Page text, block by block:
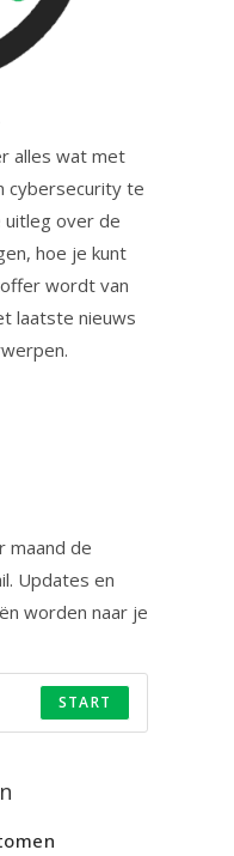
alles wat met
cybersecurity te
uitleg over de
hoe je kunt
wordt van
laatste nieuws
maand de
Updates en
worden naar je
START